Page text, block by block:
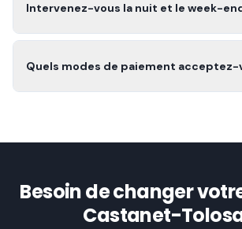
Intervenez-vous la nuit et le week-
Quels modes de paiement acceptez-
Besoin de changer
Castanet-